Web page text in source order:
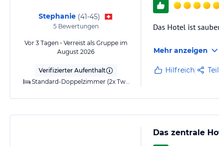
Stephanie (41-45)
5Bewertungen
Vor 3 Tagen • Verreist als Gruppe im
August 2026
Verifizierter Aufenthalt
Standard-Doppelzimmer (2x TwinBed)
Das Hotel ist
Mehr anzeigen
Hilfreich
Das zentrale